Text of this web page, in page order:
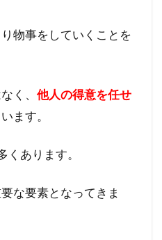
物事をしていくことを
く、 他人の得意を任せ
ます。
あります。
な要素となってきま